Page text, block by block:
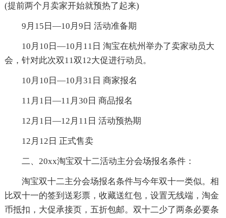
(提前两个月卖家开始就预热了起来)
9月15日—10月9日 活动准备期
10月10日—10月11日 淘宝在杭州举办了卖家动员大
会，针对此次双11双12大促进行动员。
10月10日—10月31日 商家报名
11月1日—11月30日 商品报名
12月1日—12月11日 活动预热期
12月12日 正式售卖
二、20xx淘宝双十二活动主分会场报名条件：
淘宝双十二主分会场报名条件与今年双十一类似。相
比双十一的签到送彩票，收藏送红包，设置无线端，淘金
币抵扣，大促承接页，五折包邮。双十二少了两条必要条